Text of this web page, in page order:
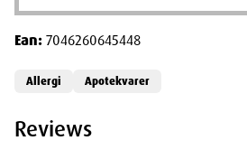
Ean:7046260645448
Allergi Apotekvarer
Reviews